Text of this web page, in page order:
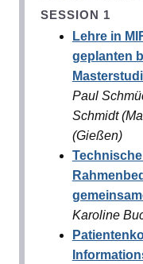
SESSION 1
Lehre in
geplanten
Paul
Schmidt
(Gießen)
Karoline